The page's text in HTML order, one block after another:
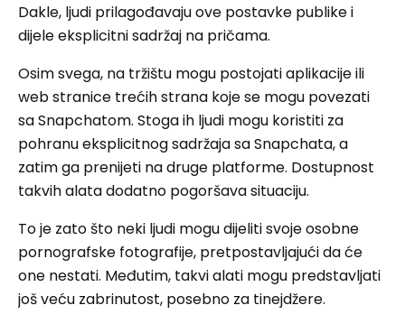
Dakle, ljudi prilagođavaju ove postavke publike i
dijele eksplicitni sadržaj na pričama.
Osim svega, na tržištu mogu postojati aplikacije ili
web stranice trećih strana koje se mogu povezati
sa Snapchatom. Stoga ih ljudi mogu koristiti za
pohranu eksplicitnog sadržaja sa Snapchata, a
zatim ga prenijeti na druge platforme. Dostupnost
takvih alata dodatno pogoršava situaciju.
To je zato što neki ljudi mogu dijeliti svoje osobne
pornografske fotografije, pretpostavljajući da će
one nestati. Međutim, takvi alati mogu predstavljati
još veću zabrinutost, posebno za tinejdžere.